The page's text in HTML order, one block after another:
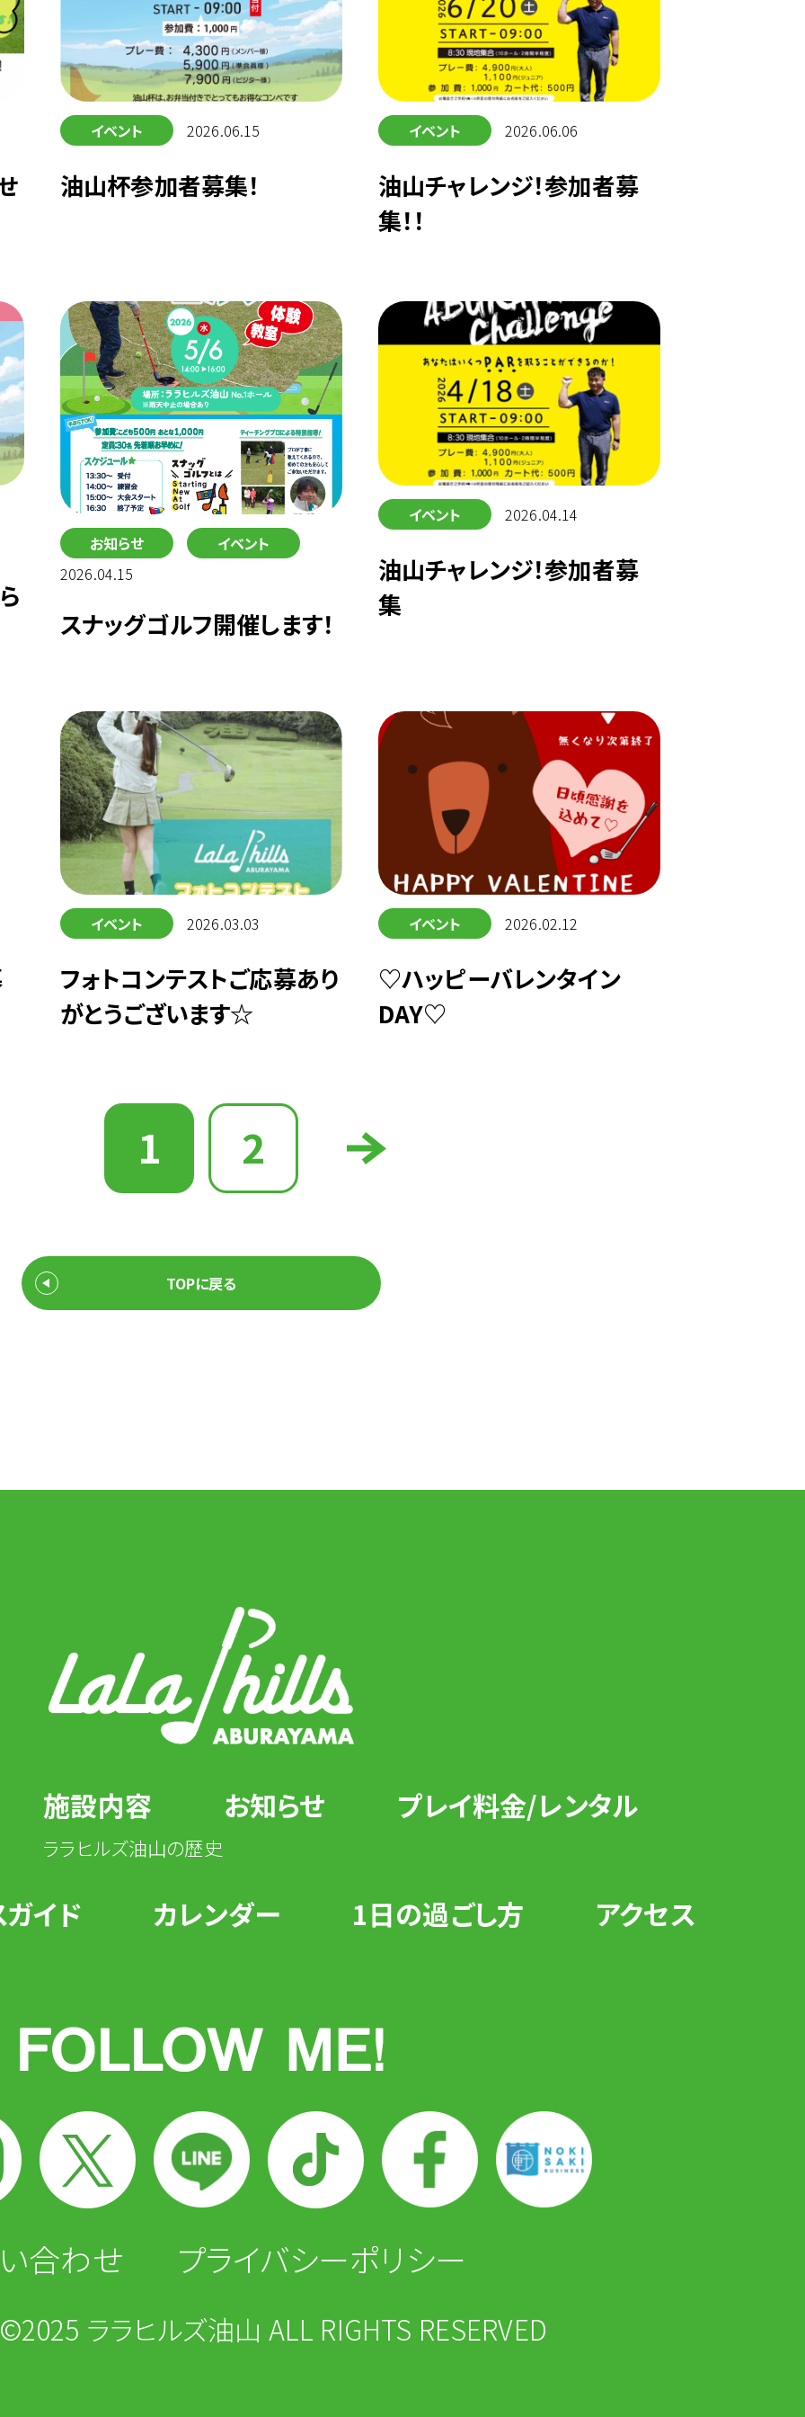
イベント 2026.06.15
油山杯参加者募集！
イベント 2026.06.06
油山チャレンジ！参加者募
集！！
お知らせ
イベント
2026.04.15
スナッグゴルフ開催します！
イベント 2026.04.14
油山チャレンジ！参加者募
集
イベント 2026.03.03
フォトコンテストご応募あり
がとうございます☆
イベント 2026.02.12
♡ハッピーバレンタイン
DAY♡
1 2
TOPに戻る
施設内容
ララヒルズ油山の歴史
お知らせ プレイ料金/レンタル
イド カレンダー 1日の過ごし方 アクセス
合わせ プライバシーポリシー
ララヒルズ油山 ALL RIGHTS RESERVED